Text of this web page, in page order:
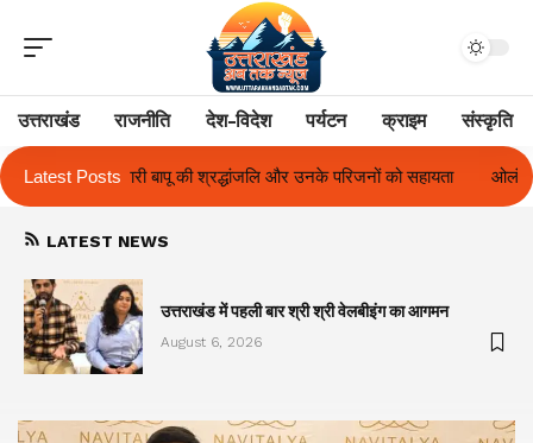
उत्तराखंड राजनीति देश-विदेश पर्यटन क्राइम संस्कृति
Latest Posts
उनके परिजनों को सहायता ओलंपस हाई के इंटर-हाउस फुटबॉल टूर्नामेंट में रिग
LATEST NEWS
उत्तराखंड में पहली बार श्री श्री वेलबीइंग का आगमन
August 6, 2026